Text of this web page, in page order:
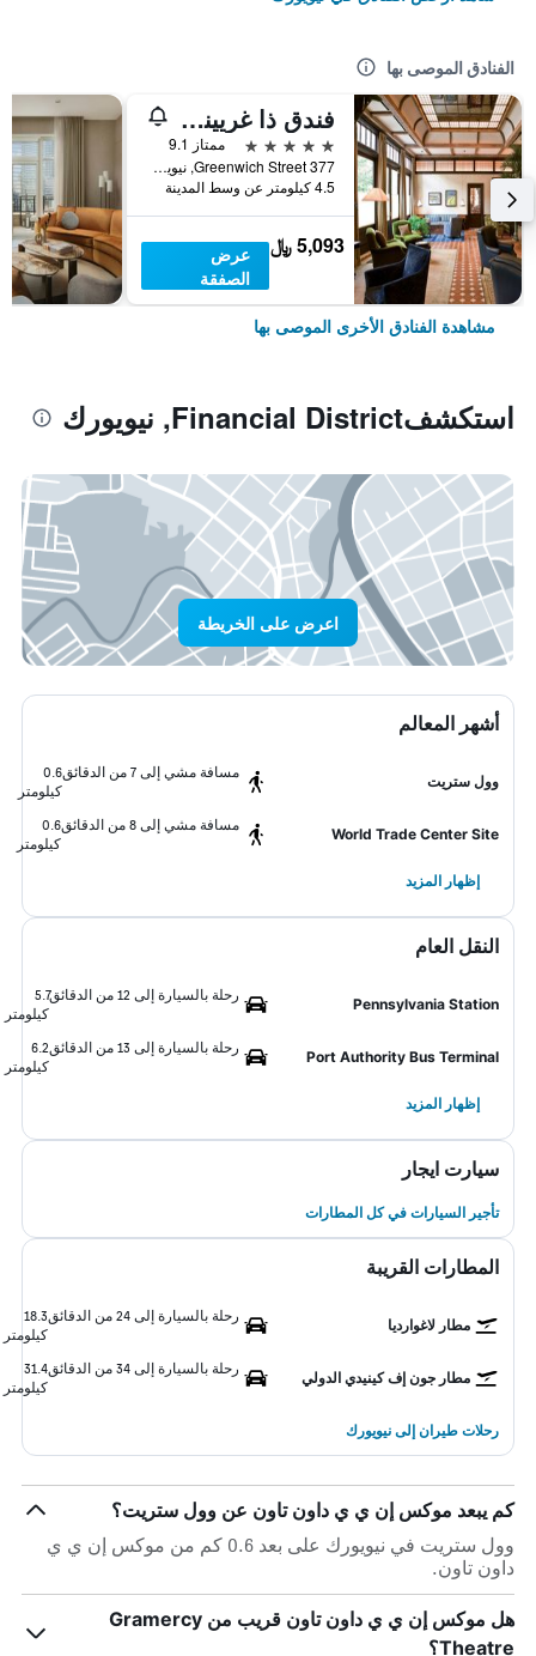
الفنادق الموصى بها
فندق ذا غريينيتش
5 نجوم
ممتاز 9.1
377 Greenwich Street, نيويورك, NY, الولايات المتحدة الأميريكية
4.5 كيلومتر عن وسط المدينة
5,093 ﷼
عرض
الصفقة
مشاهدة الفنادق الأخرى الموصى بها
استكشفFinancial District, نيويورك
اعرض على الخريطة
أشهر المعالم
وول ستريت
مسافة مشي إلى 7 من الدقائق
0.6
كيلومتر
World Trade Center Site
مسافة مشي إلى 8 من الدقائق
0.6
كيلومتر
إظهار المزيد
النقل العام
Pennsylvania Station
رحلة بالسيارة إلى 12 من الدقائق
5.7
كيلومتر
Port Authority Bus Terminal
رحلة بالسيارة إلى 13 من الدقائق
6.2
كيلومتر
إظهار المزيد
سيارت ايجار
تأجير السيارات في كل المطارات
المطارات القريبة
مطار لاغوارديا
رحلة بالسيارة إلى 24 من الدقائق
18.3
كيلومتر
مطار جون إف كينيدي الدولي
رحلة بالسيارة إلى 34 من الدقائق
31.4
كيلومتر
رحلات طيران إلى نيويورك
كم يبعد موكس إن ي ي داون تاون عن وول ستريت؟
وول ستريت في نيويورك على بعد 0.6 كم من موكس إن ي ي
داون تاون.
هل موكس إن ي ي داون تاون قريب من Gramercy
Theatre؟